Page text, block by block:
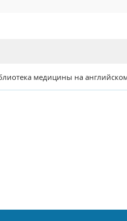
медицины на